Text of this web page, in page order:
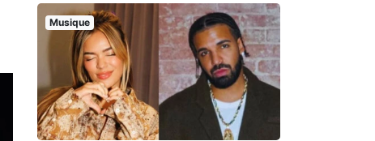
Musique